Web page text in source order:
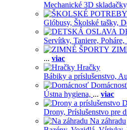
Mechanické 3D
Glóbusy, Školské tašky,
Servítky, Taniere, Poháre,
... viac
Hračky
Bábiky a príslušenstvo,
Ústna hygiena, ... viac
Drony, Príslušenstvo pre
Na záhradu